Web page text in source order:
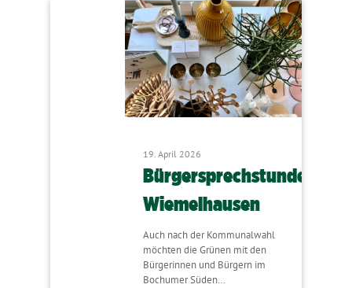
19. April 2026
Bürgersprechstunde
Wiemelhausen
Auch nach der Kommunalwahl
möchten die Grünen mit den
Bürgerinnen und Bürgern im
Bochumer Süden…